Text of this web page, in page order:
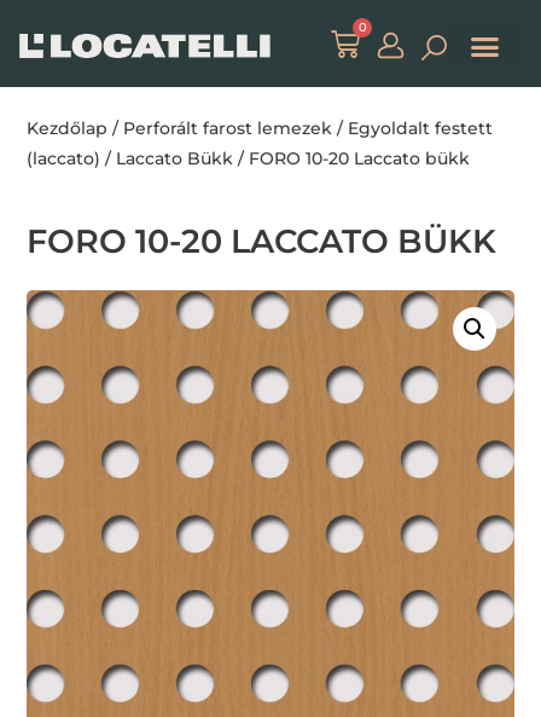
0
Kezdőlap / Perforált farost lemezek / Egyoldalt festett
(laccato) / Laccato Bükk / FORO 10-20 Laccato bükk
FORO 10-20 LACCATO BÜKK